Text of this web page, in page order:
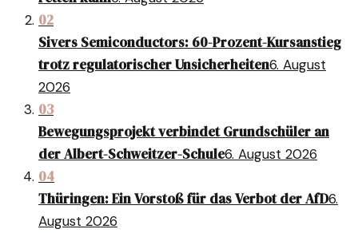
02
Sivers Semiconductors: 60-Prozent-Kursanstieg
trotz regulatorischer Unsicherheiten6. August
2026
03
Bewegungsprojekt verbindet Grundschüler an
der Albert-Schweitzer-Schule6. August 2026
04
Thüringen: Ein Vorstoß für das Verbot der AfD6.
August 2026